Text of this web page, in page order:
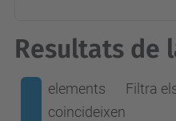
Resultats de
elements
coincideixen
Filtra